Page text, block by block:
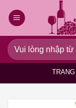
qua
dung
Tìm
kiếm: